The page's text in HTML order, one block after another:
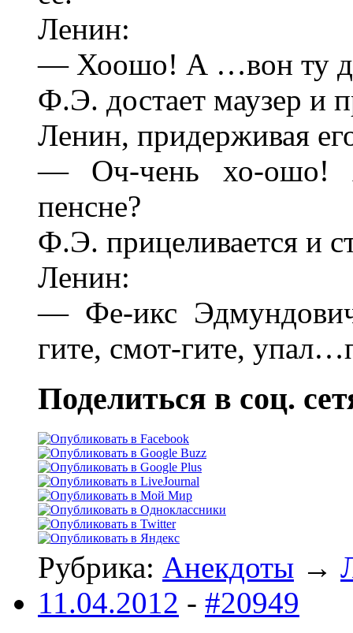
Ленин:
— Хоошо! А …вон ту
Ф.Э. достает маузер и
Ленин, придерживая
— Оч-чень хо-ошо!
пенсне?
Ф.Э. прицеливается и
Ленин:
— Фе-икс
гите, смот-гите,
Поделиться в соц.
Рубрика: Анекдоты →
11.04.2012 - #20949